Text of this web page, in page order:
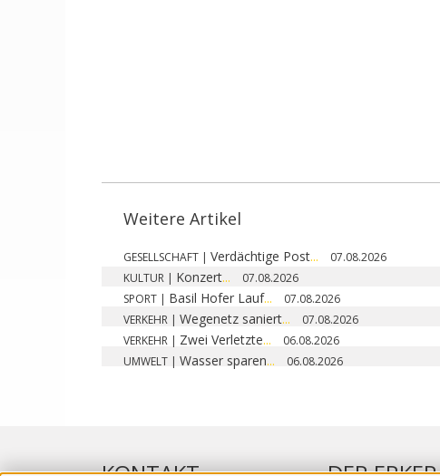
Weitere Artikel
GESELLSCHAFT | Verdächtige Post... 07.08.2026
KULTUR | Konzert... 07.08.2026
SPORT | Basil Hofer Lauf... 07.08.2026
VERKEHR | Wegenetz saniert... 07.08.2026
VERKEHR | Zwei Verletzte... 06.08.2026
UMWELT | Wasser sparen... 06.08.2026